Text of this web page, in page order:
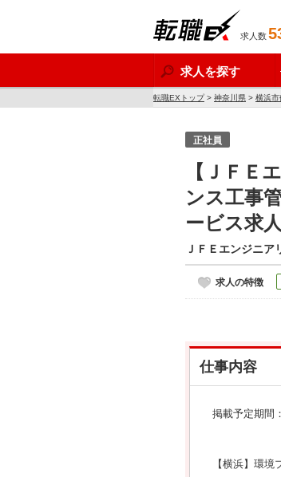
求人数
求人を探す
転職EXトップ> 神奈川県 > 横浜市
正社員
【ＪＦＥ
ンス工事
ービス求
ＪＦＥエンジニア
求人の特徴
仕事内容
掲載予定期間
【横浜】環